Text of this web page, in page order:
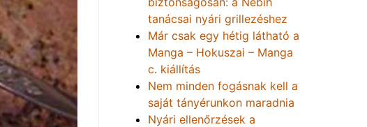
tanácsai nyári grillezéshez
Már csak egy hétig látható a
Manga – Hokuszai – Manga
c. kiállítás
Nem minden fogásnak kell a
saját tányérunkon maradnia
Nyári ellenőrzések a